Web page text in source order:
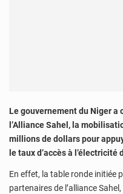
Le gouvernement du Niger a
l’Alliance Sahel, la
millions de dollars pour
le taux d’accès à l’électricité
En effet, la table ronde initiée
partenaires de l’alliance